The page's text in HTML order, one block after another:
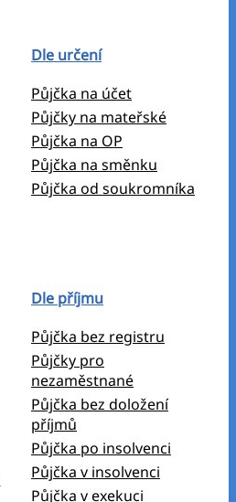
Dle určení
Půjčka na účet
Půjčky na mateřské
Půjčka na OP
Půjčka na směnku
Půjčka od soukromníka
Dle příjmu
Půjčka bez registru
Půjčky pro
nezaměstnané
Půjčka bez doložení
příjmů
Půjčka po insolvenci
Půjčka v insolvenci
Půjčka v exekuci